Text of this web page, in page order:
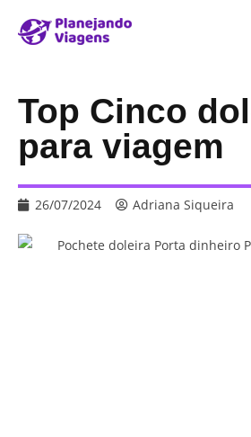
Top Cinco
para viagem
26/07/2024 Adriana Siqueira